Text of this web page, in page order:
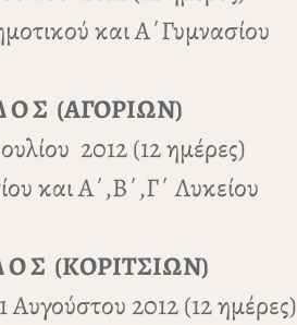
και Α΄Γυμνασίου
Ο Σ (ΑΓΟΡΙΩΝ)
2012 (12 ημέρες)
και Α΄,Β΄,Γ΄ Λυκείου
Ο Σ (ΚΟΡΙΤΣΙΩΝ)
2012 (12 ημέρες)